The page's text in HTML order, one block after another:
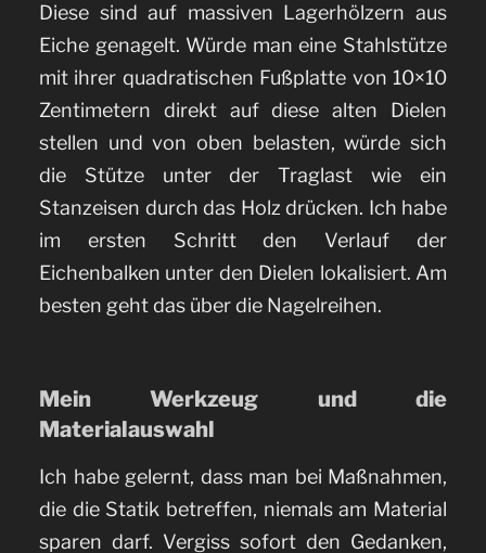
Diese sind auf massiven Lagerhölzern aus
Eiche genagelt. Würde man eine Stahlstütze
mit ihrer quadratischen Fußplatte von 10×10
Zentimetern direkt auf diese alten Dielen
stellen und von oben belasten, würde sich
die Stütze unter der Traglast wie ein
Stanzeisen durch das Holz drücken. Ich habe
im ersten Schritt den Verlauf der
Eichenbalken unter den Dielen lokalisiert. Am
besten geht das über die Nagelreihen.
Mein Werkzeug und die
Materialauswahl
Ich habe gelernt, dass man bei Maßnahmen,
die die Statik betreffen, niemals am Material
sparen darf. Vergiss sofort den Gedanken,